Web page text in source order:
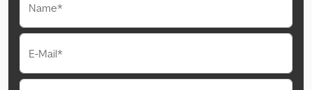
Name*
E-Mail*